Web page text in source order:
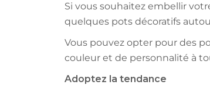
Si vous souhaitez embellir
quelques pots décoratifs
Vous pouvez opter pour des
couleur et de personnalité à
Adoptez la tendance